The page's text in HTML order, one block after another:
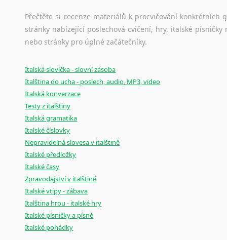
Přečtěte si recenze materiálů k procvičování
stránky nabízející poslechová cvičení, hry, italské
nebo stránky pro úplné začátečníky.
Italská slovíčka - slovní zásoba
Italština do ucha - poslech, audio, MP3, video
Italská konverzace
Testy z italštiny
Italská gramatika
Italské číslovky
Nepravidelná slovesa v italštině
Italské předložky
Italské časy
Zpravodajství v italštině
Italské vtipy - zábava
Italština hrou - italské hry
Italské písničky a písně
Italské pohádky